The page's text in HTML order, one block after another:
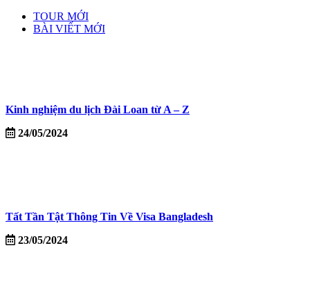
TOUR MỚI
BÀI VIẾT MỚI
Kinh nghiệm du lịch Đài Loan từ A – Z
24/05/2024
Tất Tần Tật Thông Tin Về Visa Bangladesh
23/05/2024